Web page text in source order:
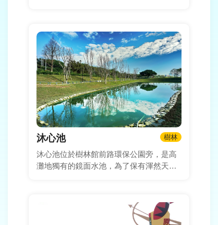
福」為主題設置水岸婚禮廣場，並於觀海
大道旁林蔭休憩區設置特色造型涼亭，提
供更新穎、舒適的休憩空間，並拆除於環
教中心旁原有已封閉的石頭廁所，重新規
劃成水霧廣場，並使用紅外線感應控制
器，當有人通過時才啟動噴發增加其趣味
性，同時於廣場設置石陣座椅，以彰顯八
里石材產業特色。
沐心池 樹林
沐心池位於樹林館前路環保公園旁，是高
灘地獨有的鏡面水池，為了保有渾然天成
對既有環境的影響，並種植台灣原生植物